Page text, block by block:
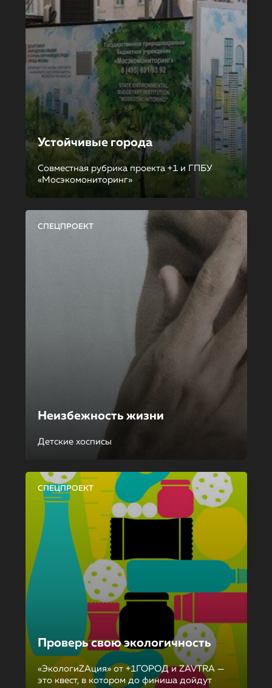
Устойчивые города
Совместная рубрика проекта +1 и ГПБУ
«Мосэкомониторинг»
СПЕЦПРОЕКТ
Неизбежность жизни
Детские хосписы
СПЕЦПРОЕКТ
Проверь свою экологичность
«ЭкологиZAция» от +1ГОРОД и ZAVTRA —
это квест, в котором до финиша дойдут